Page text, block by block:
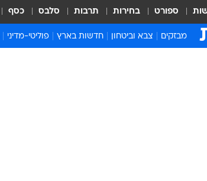
ספורט בחירות תרבות סלבס כסף
מבזקים צבא וביטחון חדשות בארץ פוליטי-מדיני